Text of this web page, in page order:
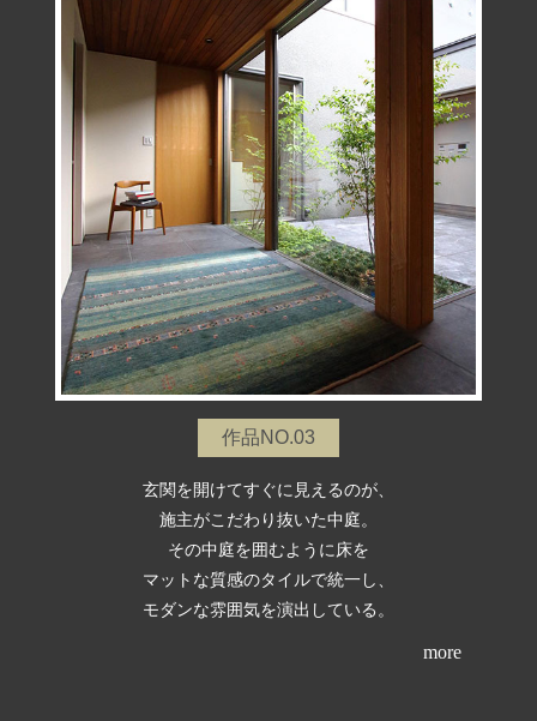
作品NO.03
玄関を開けてすぐに見えるのが、
施主がこだわり抜いた中庭。
その中庭を囲むように床を
マットな質感のタイルで統一し、
モダンな雰囲気を演出している。
more